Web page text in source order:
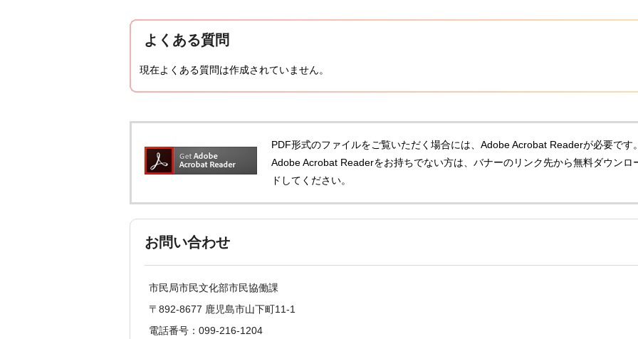
よくある質問
現在よくある質問は作成されていません。
PDF形式のファイルをご覧いただく場合には、Adobe Acrobat Readerが必要です
Adobe Acrobat Readerをお持ちでない方は、バナーのリンク先から無料ダウンロ
ドしてください。
お問い合わせ
市民局市民文化部市民協働課
〒892-8677 鹿児島市山下町11-1
電話番号：099-216-1204